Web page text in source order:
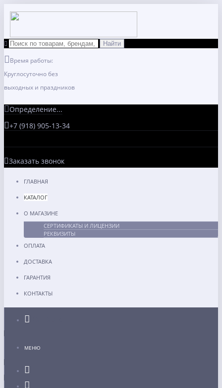
Время работы:
Круглосуточно без
выходных и праздников
Определение...
+7 (918) 905-13-34
Заказать звонок
ГЛАВНАЯ
КАТАЛОГ
О МАГАЗИНЕ
СЕРТИФИКАТЫ И ЛИЦЕНЗИИ
РЕКВИЗИТЫ
ОПЛАТА
ДОСТАВКА
ГАРАНТИЯ
КОНТАКТЫ
МЕНЮ